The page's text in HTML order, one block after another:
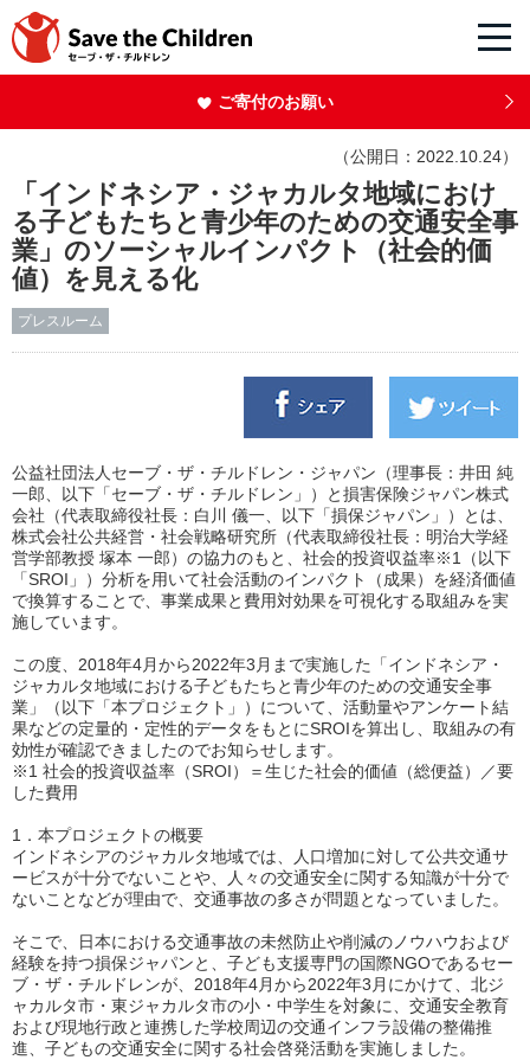
ご寄付のお願い
（公開日：2022.10.24）
「インドネシア・ジャカルタ地域におけ
る子どもたちと青少年のための交通安全事
業」のソーシャルインパクト（社会的価
値）を見える化
プレスルーム
公益社団法人セーブ・ザ・チルドレン・ジャパン（理事長：井田 純
一郎、以下「セーブ・ザ・チルドレン」）と損害保険ジャパン株式
会社（代表取締役社長：白川 儀一、以下「損保ジャパン」）とは、
株式会社公共経営・社会戦略研究所（代表取締役社長：明治大学経
営学部教授 塚本 一郎）の協力のもと、社会的投資収益率※1（以下
「SROI」）分析を用いて社会活動のインパクト（成果）を経済価値
で換算することで、事業成果と費用対効果を可視化する取組みを実
施しています。
この度、2018年4月から2022年3月まで実施した「インドネシア・
ジャカルタ地域における子どもたちと青少年のための交通安全事
業」（以下「本プロジェクト」）について、活動量やアンケート結
果などの定量的・定性的データをもとにSROIを算出し、取組みの有
効性が確認できましたのでお知らせします。
※1 社会的投資収益率（SROI）＝生じた社会的価値（総便益）／要
した費用
1．本プロジェクトの概要
インドネシアのジャカルタ地域では、人口増加に対して公共交通サ
ービスが十分でないことや、人々の交通安全に関する知識が十分で
ないことなどが理由で、交通事故の多さが問題となっていました。
そこで、日本における交通事故の未然防止や削減のノウハウおよび
経験を持つ損保ジャパンと、子ども支援専門の国際NGOであるセー
ブ・ザ・チルドレンが、2018年4月から2022年3月にかけて、北ジ
ャカルタ市・東ジャカルタ市の小・中学生を対象に、交通安全教育
および現地行政と連携した学校周辺の交通インフラ設備の整備推
進、子どもの交通安全に関する社会啓発活動を実施しました。